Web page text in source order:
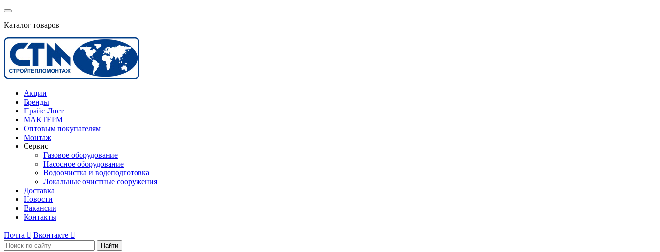
Каталог товаров
Акции
Бренды
Прайс-Лист
МАКТЕРМ
Оптовым покупателям
Монтаж
Сервис
Газовое оборудование
Насосное оборудование
Водоочистка и водоподготовка
Локальные очистные сооружения
Доставка
Новости
Вакансии
Контакты
Почта  Вконтакте 
Найти